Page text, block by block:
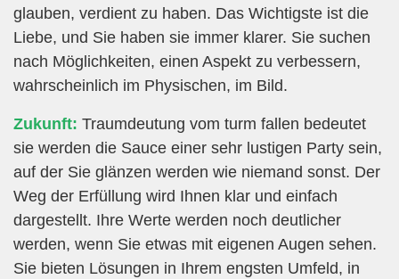
glauben, verdient zu haben. Das Wichtigste ist die
Liebe, und Sie haben sie immer klarer. Sie suchen
nach Möglichkeiten, einen Aspekt zu verbessern,
wahrscheinlich im Physischen, im Bild.
Zukunft: Traumdeutung vom turm fallen bedeutet
sie werden die Sauce einer sehr lustigen Party sein,
auf der Sie glänzen werden wie niemand sonst. Der
Weg der Erfüllung wird Ihnen klar und einfach
dargestellt. Ihre Werte werden noch deutlicher
werden, wenn Sie etwas mit eigenen Augen sehen.
Sie bieten Lösungen in Ihrem engsten Umfeld, in